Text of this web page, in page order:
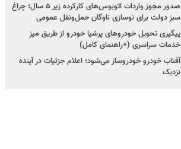
صدور مجوز واردات اتوبوس‌های کارکرده زیر ۵ سال؛ چراغ
سبز دولت برای نوسازی ناوگان حمل‌ونقل عمومی
پیگیری تحویل خودروهای پرشیا خودرو از طریق میز
خدمات سراسری (+راهنمای کامل)
آفتاب خودرو خودروساز می‌شود؛ اعلام جزئیات در آینده
نزدیک